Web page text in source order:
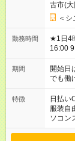
古市(
＜
勤務時間
★1日4時間～の
16:00
場合、
ん ※法
となり
短時間
期間
開始
でも働
特徴 日払い
服装自
ソコン